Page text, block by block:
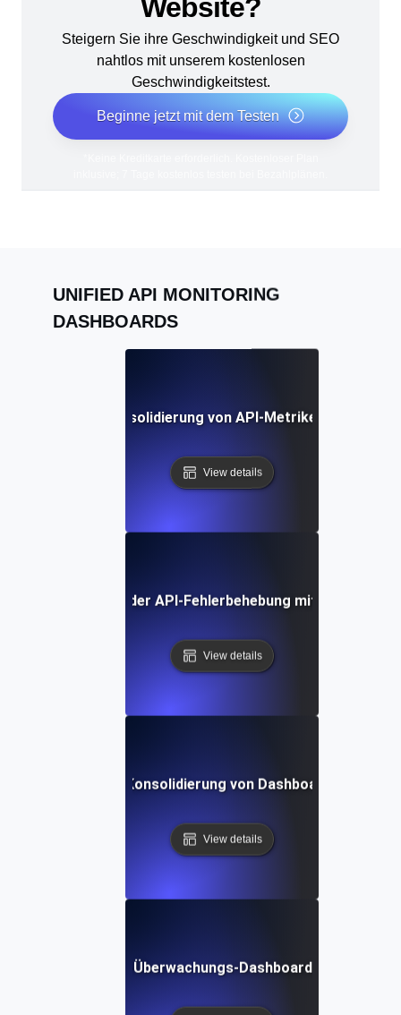
Website?
Steigern Sie ihre Geschwindigkeit und SEO
nahtlos mit unserem kostenlosen
Geschwindigkeitstest.
Beginne jetzt mit dem Testen
UNIFIED API MONITORING
DASHBOARDS
für die Konsolidierung von API-Metriken in einer
View details
Vereinfachung der API-Fehlerbehebung mit
View details
bei der Konsolidierung von Dashboards und wie
View details
Trends in API-Überwachungs-Dashboards und